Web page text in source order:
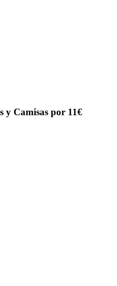
y Camisas por 11€